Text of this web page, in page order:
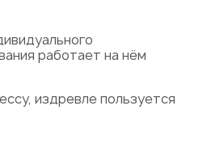
работает на нём
издревле пользуется